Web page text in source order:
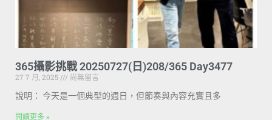
365攝影挑戰 20250727(日)208/365 Day3477
27 7 月, 2025
尚無留言
說明： 今天是一個典型的週日，但節奏與內容充實且多
閱讀更多 »